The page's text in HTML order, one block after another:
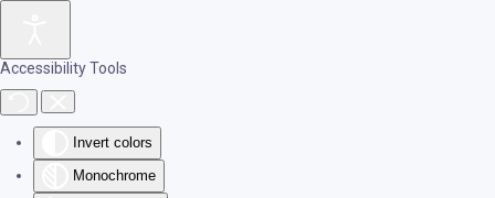
Accessibility Tools
Invert colors
Monochrome
Skip to main content